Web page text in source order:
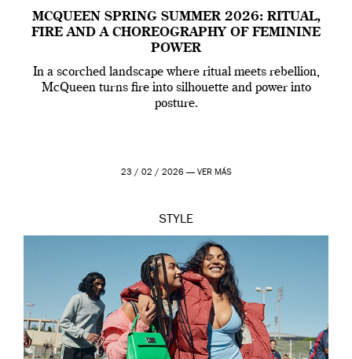
MCQUEEN SPRING SUMMER 2026: RITUAL,
FIRE AND A CHOREOGRAPHY OF FEMININE
POWER
In a scorched landscape where ritual meets rebellion,
McQueen turns fire into silhouette and power into
posture.
23 / 02 / 2026 — VER MÁS
STYLE